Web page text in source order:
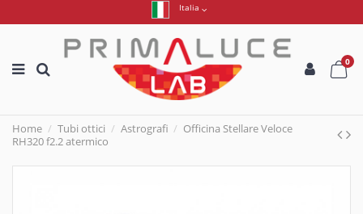
Italia
0
Home Tubi ottici Astrografi
Officina Stellare Veloce
RH320 f2.2 atermico